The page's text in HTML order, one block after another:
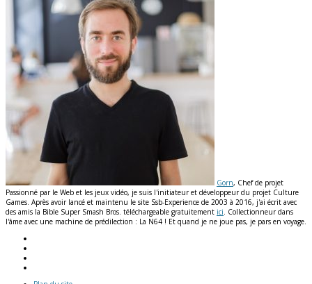
Gorn, Chef de projet
Passionné par le Web et les jeux vidéo, je suis l'initiateur et développeur du projet Culture
Games. Après avoir lancé et maintenu le site Ssb-Experience de 2003 à 2016, j'ai écrit avec
des amis la Bible Super Smash Bros. téléchargeable gratuitement ici. Collectionneur dans
l'âme avec une machine de prédilection : La N64 ! Et quand je ne joue pas, je pars en voyage.